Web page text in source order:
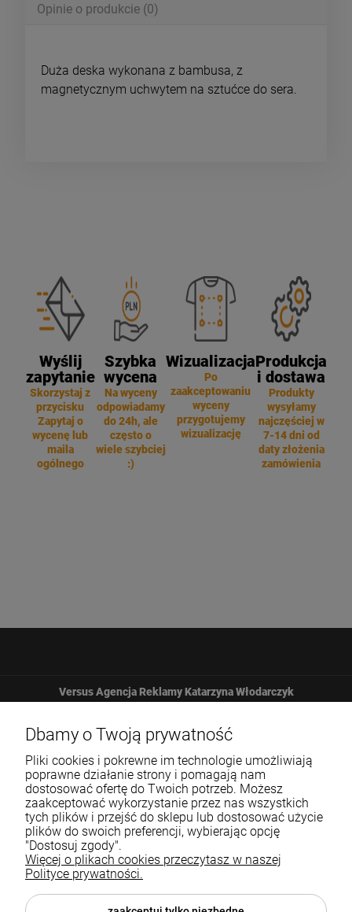
Opinie o produkcie (0)
Duża deska wykonana z bambusa, z
magnetycznym uchwytem na sztućce do sera.
Wyślij
zapytanie
Skorzystaj z
przycisku
Zapytaj o
wycenę lub
maila
ogólnego
Szybka
wycena
Na wyceny
odpowiadamy
do 24h, ale
często o
wiele szybciej
:)
Wizualizacja
Po
zaakceptowaniu
wyceny
przygotujemy
wizualizację
Produkcja
i dostawa
Produkty
wysyłamy
najczęściej w
7-14 dni od
daty złożenia
zamówienia
Versus Agencja Reklamy Katarzyna Włodarczyk
Żbicka 161
32-065 Krzeszowice
12 307 25 82
Pomoc
Dbamy o Twoją prywatność
Pliki cookies i pokrewne im technologie umożliwiają
poprawne działanie strony i pomagają nam
dostosować ofertę do Twoich potrzeb. Możesz
zaakceptować wykorzystanie przez nas wszystkich
tych plików i przejść do sklepu lub dostosować użycie
plików do swoich preferencji, wybierając opcję
"Dostosuj zgody".
Więcej o plikach cookies przeczytasz w naszej
Polityce prywatności.